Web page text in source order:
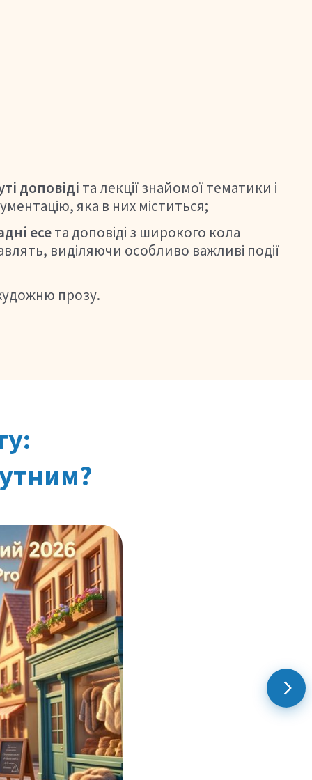
доповіді та лекції знайомої тематики і
яка в них міститься;
есета доповіді з широкого кола
виділяючи особливо важливі події
прозу.